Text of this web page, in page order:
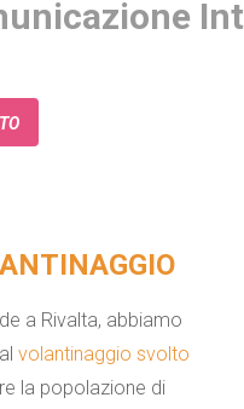
a Rivalta, abbiamo
volantinaggio svolto
la popolazione di